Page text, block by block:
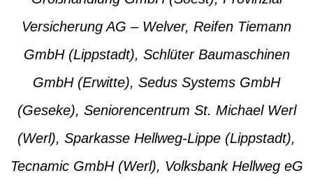
Versicherung AG – Welver, Reifen Tiemann
GmbH (Lippstadt), Schlüter Baumaschinen
GmbH (Erwitte), Sedus Systems GmbH
(Geseke), Seniorencentrum St. Michael Werl
(Werl), Sparkasse Hellweg-Lippe (Lippstadt),
Tecnamic GmbH (Werl), Volksbank Hellweg eG